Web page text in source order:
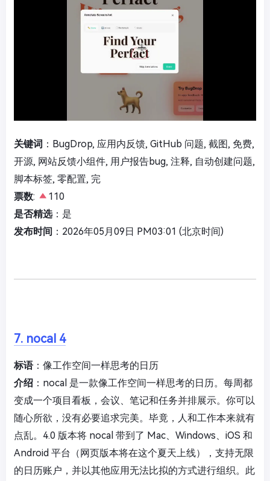
关键词 ：BugDrop, 应用内反馈, GitHub 问题, 截图, 免费,
开源, 网站反馈小组件, 用户报告bug, 注释, 自动创建问题,
脚本标签, 零配置, 完
票数:
110
是否精选：是
发布时间 ：2026年05月09日 PM03:01 (北京时间)
7. nocal 4
标语：像工作空间一样思考的日历
介绍 ：nocal 是一款像工作空间一样思考的日历。每周都
变成一个项目看板，会议、笔记和任务并排展示。你可以
随心所欲，没有必要追求完美。毕竟，人和工作本来就有
点乱。4.0 版本将 nocal 带到了 Mac、Windows、iOS 和
Android 平台（网页版本将在这个夏天上线），支持无限
的日历账户，并以其他应用无法比拟的方式进行组织。此